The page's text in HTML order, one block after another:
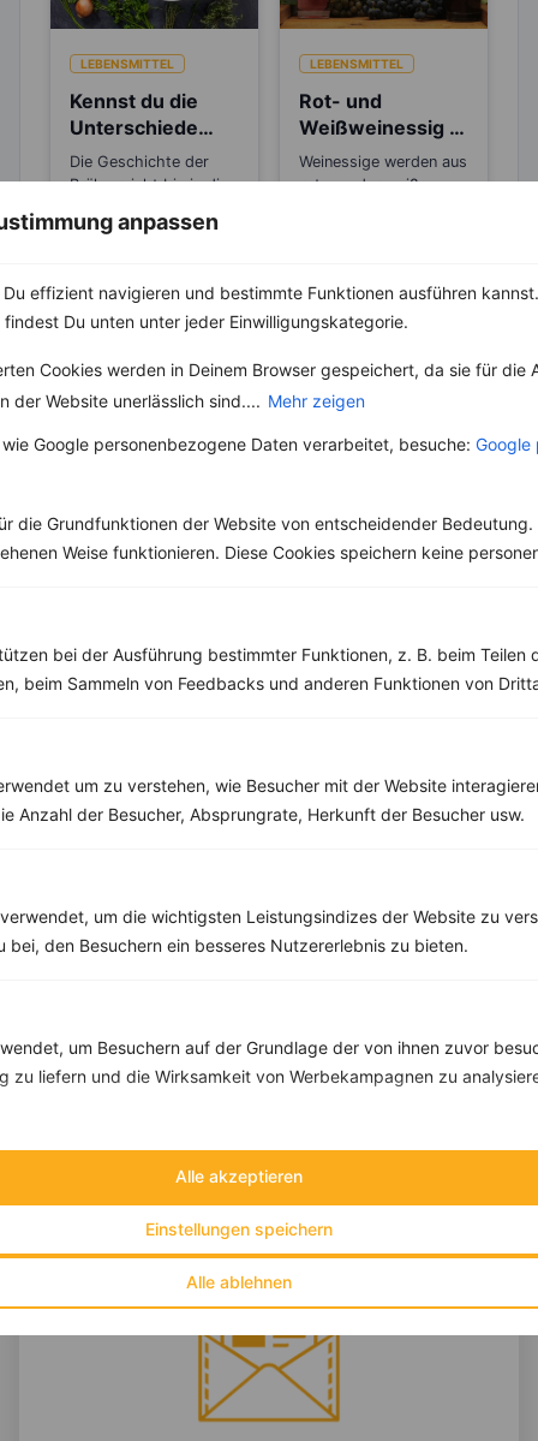
anpassen
effizient navigieren und bestimmte Funktionen ausführen
Du unten unter jeder Einwilligungskategorie.
Cookies werden in Deinem Browser gespeichert, da sie für die
der Website unerlässlich sind.... Mehr zeigen
Google personenbezogene Daten verarbeitet, besuche: Google
die Grundfunktionen der Website von entscheidender Bedeutung.
Weise funktionieren. Diese Cookies speichern keine
bei der Ausführung bestimmter Funktionen, z. B. beim Teilen
beim Sammeln von Feedbacks und anderen Funktionen von
um zu verstehen, wie Besucher mit der Website
Anzahl der Besucher, Absprungrate, Herkunft der Besucher usw.
um die wichtigsten Leistungsindizes der Website zu
bei, den Besuchern ein besseres Nutzererlebnis zu bieten.
um Besuchern auf der Grundlage der von ihnen zuvor
zu liefern und die Wirksamkeit von Werbekampagnen zu
Alle ablehnen
Einstellungen speichern
Alle akzeptieren
LEBENSMITTEL
Kennst du die
Unterschiede
zwischen Brühe,
Fond und
Die Geschichte der
Brühe reicht bis in die
in verschiedenen
LEBENSMITTEL
Rot- und
Weißweinessig –
zuckerärmere
Alternativen zum
Weinessige werden aus
rotem oder weißem
Gärverfahren....
Weitere Low Carb Rezepte
Salat mit Hähnchenbrust, Sellerie und Mais
Kohlehydrate:30 g
Rezepte mit 600 bis 700 kcal
Rezepte
‹
Meeresfrüchte in Tomatensauce mit Gemüse
Kalorien:624 kcal